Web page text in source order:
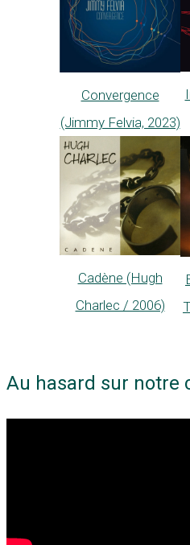
Convergence
(Jimmy Felvia, 2023)
Cadène (Hugh
Charlec / 2006)
Au hasard sur notre